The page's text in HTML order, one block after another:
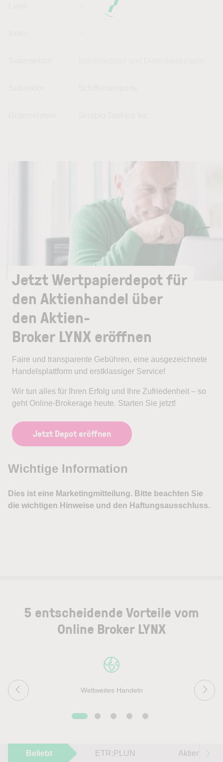
Jetzt Wertpapierdepot für
den Aktienhandel über
den Aktien-
Broker LYNX eröffnen
Faire und transparente Gebühren, eine ausgezeichnete
Handelsplattform und erstklassiger Service!
Wir tun alles für Ihren Erfolg und Ihre Zufriedenheit – so
geht Online-Brokerage heute. Starten Sie jetzt!
Jetzt Depot eröffnen
5 entscheidende Vorteile vom
Online Broker LYNX
Weltweites Handeln
Beliebt ETR:PLUN Aktien im